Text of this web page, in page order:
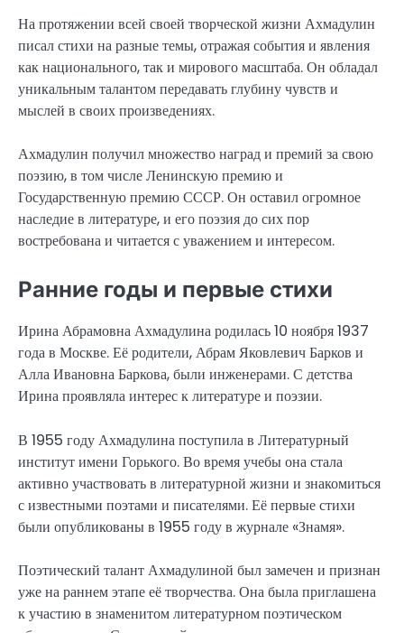
На протяжении всей своей творческой жизни Ахмадулин
писал стихи на разные темы, отражая события и явления
как национального, так и мирового масштаба. Он обладал
уникальным талантом передавать глубину чувств и
мыслей в своих произведениях.
Ахмадулин получил множество наград и премий за свою
поэзию, в том числе Ленинскую премию и
Государственную премию СССР. Он оставил огромное
наследие в литературе, и его поэзия до сих пор
востребована и читается с уважением и интересом.
Ранние годы и первые стихи
Ирина Абрамовна Ахмадулина родилась 10 ноября 1937
года в Москве. Её родители, Абрам Яковлевич Барков и
Алла Ивановна Баркова, были инженерами. С детства
Ирина проявляла интерес к литературе и поэзии.
В 1955 году Ахмадулина поступила в Литературный
институт имени Горького. Во время учебы она стала
активно участвовать в литературной жизни и знакомиться
с известными поэтами и писателями. Её первые стихи
были опубликованы в 1955 году в журнале «Знамя».
Поэтический талант Ахмадулиной был замечен и признан
уже на раннем этапе её творчества. Она была приглашена
к участию в знаменитом литературном поэтическом